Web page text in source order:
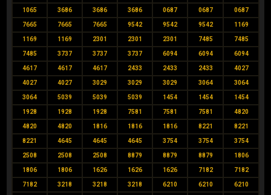
1065 3686 3686 3686 0687 0687 0687
7665 7665 7665 9542 9542 9542 1169
1169 1169 2301 2301 2301 7485 7485
7485 3737 3737 3737 6094 6094 6094
4617 4617 4617 2433 2433 2433 4027
4027 4027 3029 3029 3029 3064 3064
3064 5039 5039 5039 1454 1454 1454
1928 1928 1928 7581 7581 7581 4820
4820 4820 1816 1816 1816 8221 8221
8221 4645 4645 4645 3754 3754 3754
2508 2508 2508 8879 8879 8879 1806
1806 1806 1626 1626 1626 7182 7182
7182 3218 3218 3218 6210 6210 6210